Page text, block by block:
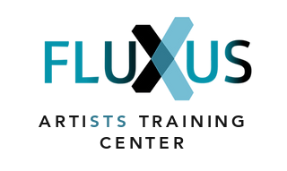
ARTISTS
TRAINING
CENTER